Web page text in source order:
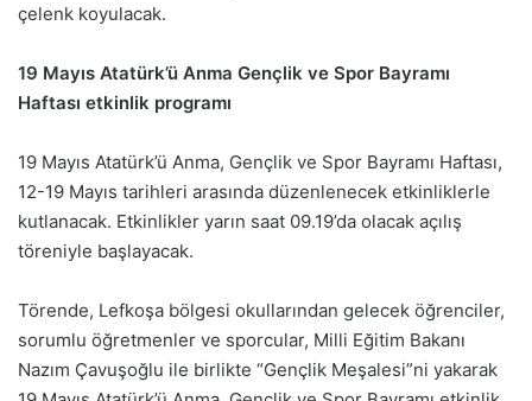
çelenk koyulacak.
19 Mayıs Atatürk’ü Anma Gençlik ve Spor Bayramı
Haftası etkinlik programı
19 Mayıs Atatürk’ü Anma, Gençlik ve Spor Bayramı Haftası,
12-19 Mayıs tarihleri arasında düzenlenecek etkinliklerle
kutlanacak. Etkinlikler yarın saat 09.19’da olacak açılış
töreniyle başlayacak.
Törende, Lefkoşa bölgesi okullarından gelecek öğrenciler,
sorumlu öğretmenler ve sporcular, Milli Eğitim Bakanı
Nazım Çavuşoğlu ile birlikte “Gençlik Meşalesi”ni yakarak